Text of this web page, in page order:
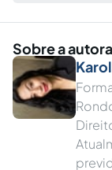
Sobre a autora